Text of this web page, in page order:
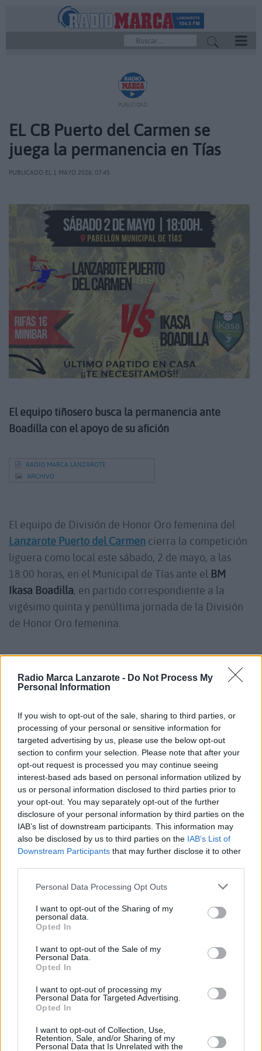
Radio Marca Lanzarote - Do Not Process My
Personal Information
If you wish to opt-out of the sale, sharing to third parties, or
processing of your personal or sensitive information for
targeted advertising by us, please use the below opt-out
section to confirm your selection. Please note that after your
opt-out request is processed you may continue seeing
interest-based ads based on personal information utilized by
us or personal information disclosed to third parties prior to
your opt-out. You may separately opt-out of the further
disclosure of your personal information by third parties on the
IAB’s list of downstream participants. This information may
also be disclosed by us to third parties on the IAB’s List of
Downstream Participants that may further disclose it to other
Personal Data Processing Opt Outs
I want to opt-out of the Sharing of my
personal data.
Opted In
I want to opt-out of the Sale of my
Personal Data.
Opted In
I want to opt-out of processing my
Personal Data for Targeted Advertising.
Opted In
I want to opt-out of Collection, Use,
Retention, Sale, and/or Sharing of my
Personal Data that Is Unrelated with the
PUBLICIDAD
EL CB Puerto del Carmen se
juega la permanencia en Tías
PUBLICADO EL 1 MAYO 2026, 07:45
El equipo tiñosero busca la permanencia ante
Boadilla con el apoyo de su afición
RADIO MARCA LANZAROTE
ARCHIVO
El equipo de División de Honor Oro femenina del
Lanzarote Puerto del Carmen cierra la competición
liguera como local este sábado, 2 de mayo, a las
18:00 horas, en el Municipal de Tías ante el BM
Ikasa Boadilla, en partido correspondiente a la
vigésimo quinta y penúltima jornada de la División
de Honor Oro femenina.
La dirección del club tiñosero ha empezado una
campaña para animar a todos los aficionados del
balonmano en la isla de Lanzarote a acudir al
Municipal de Tías con camiseta amarilla para
entrar en elsorteo de regalosy ayudar con su
aliento a las jugadoras del Puerto del Carmen a
conseguir la permanencia.
Las tiñoseras buscan asegurar la permanencia en
Oro después de que abandonaran, tras muchas
semanas en la zona peligrosa, la penúltima plaza de
la tabla clasificatoria. Ocupan la antepenúltima
veintisiete puntos, ya sin nada en juego.
El equipo aurinegro seguirá mirando de reojo los
resultados delGrupo USA Handbol Mislata
, un punto
por debajo de las tiñoseras. Las valencianas se la
la visita del Lobas Global Atac Oviedo, segundo
clasificado y luchando por objetivos mayores.
También está implicado en el descenso el Lleida,
con los mismos puntos que el Puerto del Carmen y